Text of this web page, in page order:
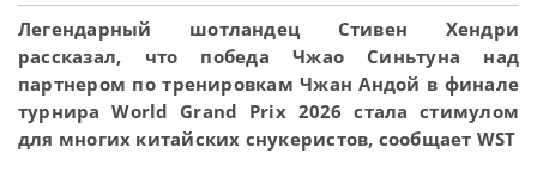
Легендарный шотландец Стивен Хендри
рассказал, что победа Чжао Синьтуна над
партнером по тренировкам Чжан Андой в финале
турнира World Grand Prix 2026 стала стимулом
для многих китайских снукеристов, сообщает WST